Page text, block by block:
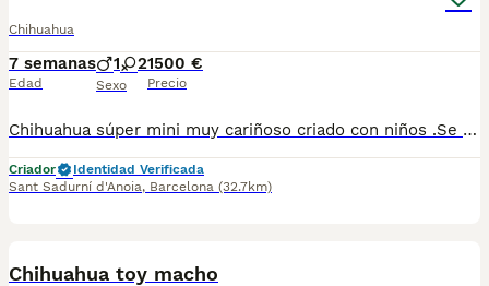
Chihuahua
7 semanas
Edad
1 2
Sexo
1500 €
Precio
Chihuahua súper mini muy cariñoso criado con niños .Se entrega vacunado y desparasitado para más información escribir o llamar al 682908382
Criador
Identidad Verificada
Sant Sadurní d'Anoia, Barcelona (32.7km)
Chihuahua toy macho